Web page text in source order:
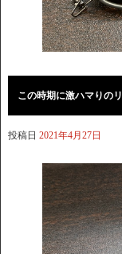
この時期に激ハマりの
投稿日 2021年4月27日